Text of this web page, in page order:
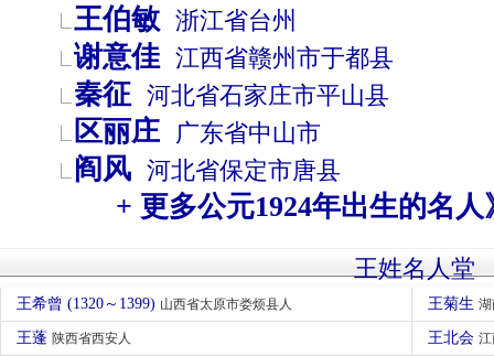
王伯敏 浙江省台州
谢意佳 江西省赣州市于都县
秦征 河北省石家庄市平山县
区丽庄 广东省中山市
阎风 河北省保定市唐县
+ 更多公元1924年出生的名人
王姓名人堂
王希曾 (1320～1399) 山西省太原市娄烦县人 王菊生
王蓬 陕西省西安人 王北会